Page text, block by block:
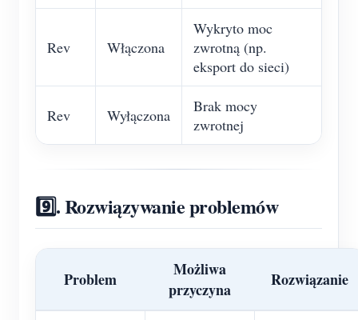
Rev Włączona
Wykryto moc
zwrotną (np.
eksport do sieci)
Rev Wyłączona
Brak mocy
zwrotnej
9️⃣. Rozwiązywanie problemów
Problem
Możliwa
przyczyna
Rozwiązanie